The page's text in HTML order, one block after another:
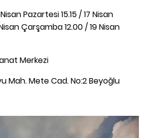
Nisan Pazartesi 15.15 / 17 Nisan
Çarşamba 12.00 / 19 Nisan
Merkezi
Mah. Mete Cad. No:2 Beyoğlu